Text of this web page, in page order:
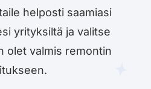
helposti saamiasi
yrityksiltä ja valitse
olet valmis remontin